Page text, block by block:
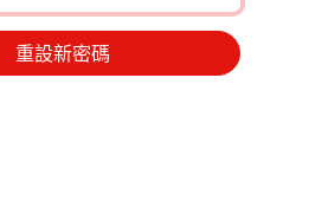
重設新密碼